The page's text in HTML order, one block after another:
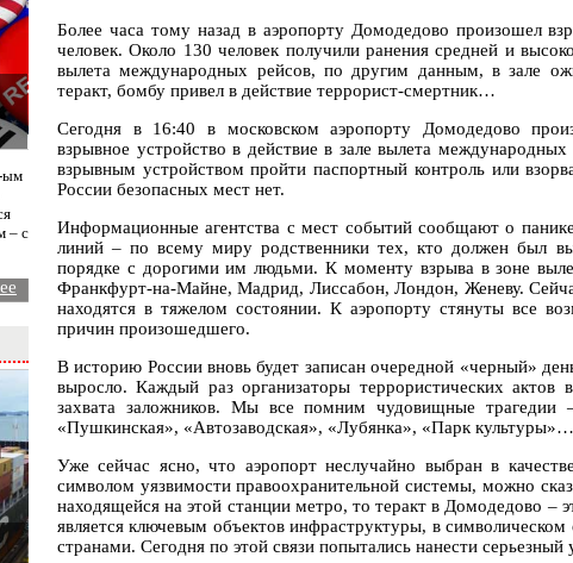
ым
– с
Более часа тому назад в аэропорту Домодедово произошел
человек. Около 130 человек получили ранения средней и
вылета международных рейсов, по другим данным, в зале
теракт, бомбу привел в действие террорист-смертник…
Сегодня в 16:40 в московском аэропорту Домодедово
взрывное устройство в действие в зале вылета
взрывным устройством пройти паспортный контроль или
России безопасных мест нет.
Информационные агентства с мест событий сообщают о
линий – по всему миру родственники тех, кто должен был
порядке с дорогими им людьми. К моменту взрыва в зоне
Франкфурт-на-Майне, Мадрид, Лиссабон, Лондон, Женеву.
находятся в тяжелом состоянии. К аэропорту стянуты все
причин произошедшего.
В историю России вновь будет записан очередной «черный»
выросло. Каждый раз организаторы террористических
захвата заложников. Мы все помним чудовищные
«Пушкинская», «Автозаводская», «Лубянка», «Парк
Уже сейчас ясно, что аэропорт неслучайно выбран в
символом уязвимости правоохранительной системы, можно
находящейся на этой станции метро, то теракт в Домодедово
является ключевым объектов инфраструктуры, в
странами. Сегодня по этой связи попытались нанести серьезный